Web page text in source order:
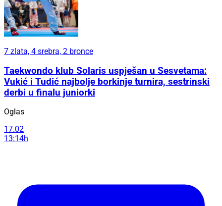
7 zlata, 4 srebra, 2 bronce
Taekwondo klub Solaris uspješan u Sesvetama:
Vukić i Tudić najbolje borkinje turnira, sestrinski
derbi u finalu juniorki
Oglas
17.02
13:14h